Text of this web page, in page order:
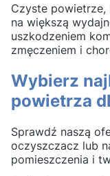
Czyste powietrze,
na większą
uszkodzeniem
zmęczeniem i
Wybierz
powietrza
Sprawdź naszą
oczyszczacz lub
pomieszczenia i